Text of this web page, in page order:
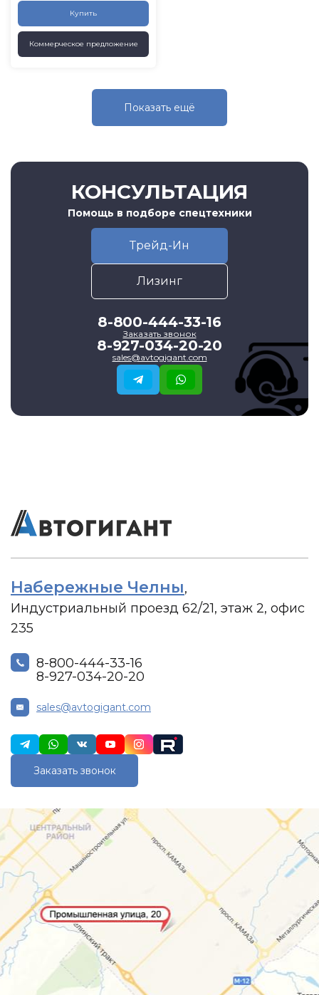
Купить
Коммерческое предложение
Показать eщё
КОНСУЛЬТАЦИЯ
Помощь в подборе спецтехники
Трейд-Ин
Лизинг
8-800-444-33-16
Заказать звонок
8-927-034-20-20
sales@avtogigant.com
Набережные Челны,
Индустриальный проезд 62/21, этаж 2, офис
235
8-800-444-33-16
8-927-034-20-20
sales@avtogigant.com
Заказать звонок